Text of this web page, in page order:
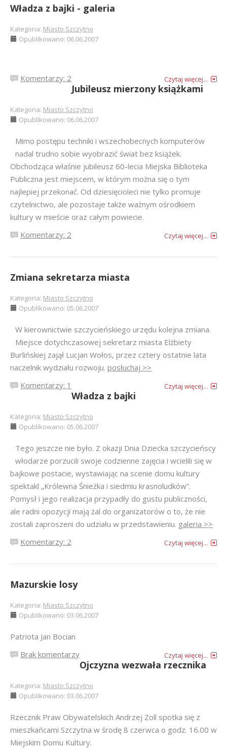
Władza z bajki - galeria
Kategoria: Miasto Szczytno
Opublikowano: 06.06.2007
Komentarzy: 2 Czytaj więcej...
Jubileusz mierzony książkami
Kategoria: Miasto Szczytno
Opublikowano: 06.06.2007
Mimo postępu techniki i wszechobecnych komputerów
nadal trudno sobie wyobrazić świat bez książek.
Obchodząca właśnie jubileusz 60-lecia Miejska Biblioteka
Publiczna jest miejscem, w którym można się o tym
najlepiej przekonać. Od dziesięcioleci nie tylko promuje
czytelnictwo, ale pozostaje także ważnym ośrodkiem
kultury w mieście oraz całym powiecie.
Komentarzy: 2
Czytaj więcej...
Zmiana sekretarza miasta
Kategoria: Miasto Szczytno
Opublikowano: 05.06.2007
W kierownictwie szczycieńskiego urzędu kolejna zmiana.
Miejsce dotychczasowej sekretarz miasta Elżbiety
Burlińskiej zajął Lucjan Wołos, przez cztery ostatnie lata
naczelnik wydziału rozwoju. posłuchaj >>
Komentarzy: 1
Czytaj więcej...
Władza z bajki
Kategoria: Miasto Szczytno
Opublikowano: 05.06.2007
Tego jeszcze nie było. Z okazji Dnia Dziecka szczycieńscy
włodarze porzucili swoje codzienne zajęcia i wcielili się w
bajkowe postacie, wystawiając na scenie domu kultury
spektakl „Królewna Śnieżka i siedmiu krasnoludków”.
Pomysł i jego realizacja przypadły do gustu publiczności,
ale radni opozycji mają żal do organizatorów o to, że nie
zostali zaproszeni do udziału w przedstawieniu. galeria >>
Komentarzy: 2
Czytaj więcej...
Mazurskie losy
Kategoria: Miasto Szczytno
Opublikowano: 03.06.2007
Patriota Jan Bocian
Brak komentarzy
Czytaj więcej...
Ojczyzna wezwała rzecznika
Kategoria: Miasto Szczytno
Opublikowano: 03.06.2007
Rzecznik Praw Obywatelskich Andrzej Zoll spotka się z
mieszkańcami Szczytna w środę 8 czerwca o godz. 16.00 w
Miejskim Domu Kultury.